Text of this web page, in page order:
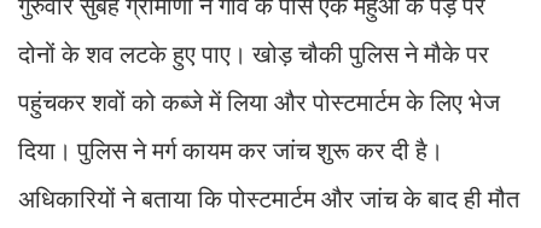
दोनों के शव लटके हुए पाए। खोड़ चौकी पुलिस ने मौके पर
पहुंचकर शवों को कब्जे में लिया और पोस्टमार्टम के लिए भेज
दिया। पुलिस ने मर्ग कायम कर जांच शुरू कर दी है।
अधिकारियों ने बताया कि पोस्टमार्टम और जांच के बाद ही मौत